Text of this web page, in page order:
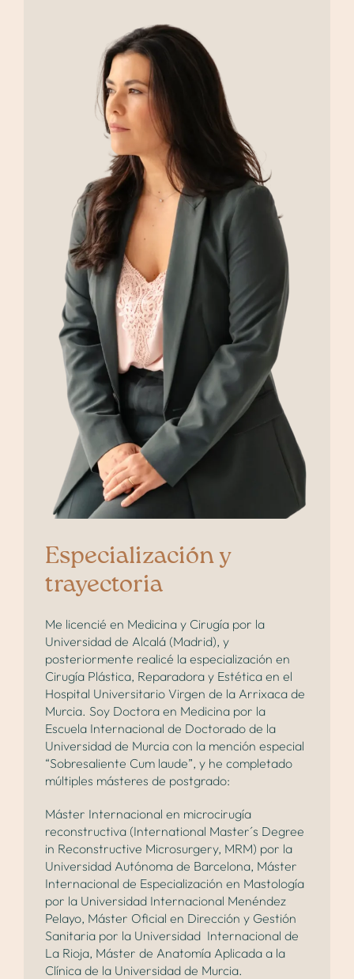
Especialización y
trayectoria
Me licencié en Medicina y Cirugía por la
Universidad de Alcalá (Madrid), y
posteriormente realicé la especialización en
Cirugía Plástica, Reparadora y Estética en el
Hospital Universitario Virgen de la Arrixaca de
Murcia. Soy Doctora en Medicina por la
Escuela Internacional de Doctorado de la
Universidad de Murcia con la mención especial
“Sobresaliente Cum laude”, y he completado
múltiples másteres de postgrado:
Máster Internacional en microcirugía
reconstructiva (International Master´s Degree
in Reconstructive Microsurgery, MRM) por la
Universidad Autónoma de Barcelona, Máster
Internacional de Especialización en Mastología
por la Universidad Internacional Menéndez
Pelayo, Máster Oficial en Dirección y Gestión
Sanitaria por la Universidad Internacional de
La Rioja, Máster de Anatomía Aplicada a la
Clínica de la Universidad de Murcia.